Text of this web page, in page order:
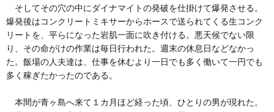
そしてその穴の中にダイナマイトの発破を仕掛けて爆発させる。
爆発後はコンクリートミキサーからホースで送られてくる生コンク
リートを、平らになった岩肌一面に吹き付ける。悪天候でない限
り、その命がけの作業は毎日行われた。週末の休息日などなかっ
た。飯場の人夫達は、仕事を休むより一日でも多く働いて一円でも
多く稼ぎたかったのである。
本間が青ヶ島へ来て１カ月ほど経った頃、ひとりの男が現れた。